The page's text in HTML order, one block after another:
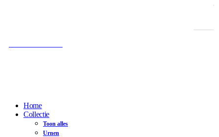
Home
Collectie
Toon alles
Urnen